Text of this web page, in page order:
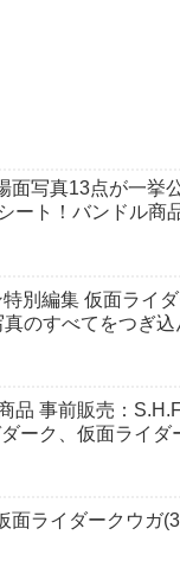
面写真13点が一挙
ート！バンドル商
別編集 仮面ライ
のすべてをつぎ込
品 事前販売：
ーク、仮面ライダ
面ライダークウガ